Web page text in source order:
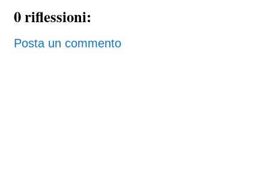
0 riflessioni:
Posta un commento